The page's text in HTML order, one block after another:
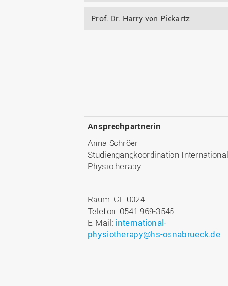
Prof. Dr. Harry von Piekartz
Ansprechpartnerin
Anna Schröer
Studiengangkoordination International
Physiotherapy
Raum: CF 0024
Telefon: 0541 969-3545
E-Mail: international-
physiotherapy@hs-osnabrueck.de